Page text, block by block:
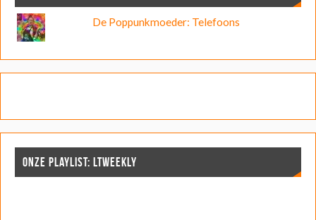
De Poppunkmoeder: Telefoons
ONZE PLAYLIST: LTWEEKLY